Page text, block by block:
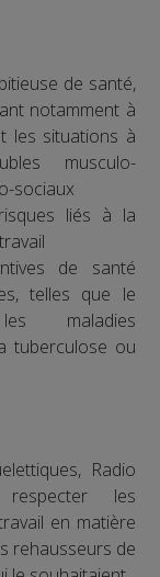
de santé,
notamment à
les situations à
musculo-
sociaux
liés à la
de santé
telles que le
maladies
tuberculose ou
Radio
les
en matière
rehausseurs de